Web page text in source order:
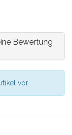
Bewertung
vor.